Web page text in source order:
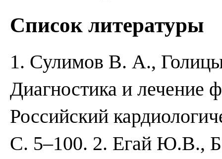
Список литературы
1. Сулимов В. А.,
Диагностика и лечение
Российский
С. 5–100. 2. Егай Ю.В.,